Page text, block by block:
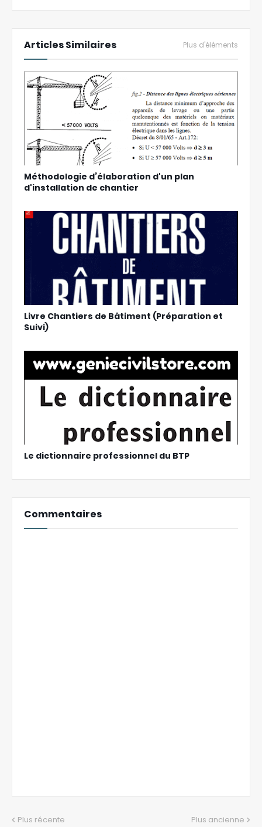
Articles Similaires Plus d'éléments
Méthodologie d’élaboration d'un plan
d'installation de chantier
Livre Chantiers de Bâtiment (Préparation et
Suivi)
Le dictionnaire professionnel du BTP
Commentaires
Plus récente Plus ancienne